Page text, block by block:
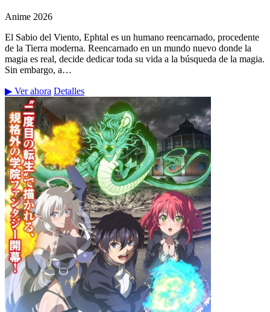
Anime 2026
El Sabio del Viento, Ephtal es un humano reencarnado, procedente
de la Tierra moderna. Reencarnado en un mundo nuevo donde la
magia es real, decide dedicar toda su vida a la búsqueda de la magia.
Sin embargo, a…
▶ Ver ahora Detalles